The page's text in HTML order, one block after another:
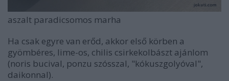
aszalt paradicsomos marha
Ha csak egyre van erőd, akkor első körben a
gyömbéres, lime-os, chilis csirkekolbászt ajánlom
(noris bucival, ponzu szósszal, "kókuszgolyóval",
daikonnal).